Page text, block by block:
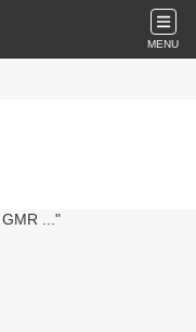
MENU